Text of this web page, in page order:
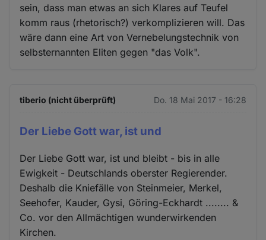
sein, dass man etwas an sich Klares auf Teufel
komm raus (rhetorisch?) verkomplizieren will. Das
wäre dann eine Art von Vernebelungstechnik von
selbsternannten Eliten gegen "das Volk".
tiberio (nicht überprüft) Do. 18 Mai 2017 - 16:28
Der Liebe Gott war, ist und
Der Liebe Gott war, ist und bleibt - bis in alle
Ewigkeit - Deutschlands oberster Regierender.
Deshalb die Kniefälle von Steinmeier, Merkel,
Seehofer, Kauder, Gysi, Göring-Eckhardt ........ &
Co. vor den Allmächtigen wunderwirkenden
Kirchen.